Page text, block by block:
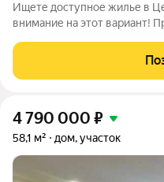
Ищете доступное жилье в
внимание на этот вариант!
обычным ремонтом, что
своему вкусу и бюджету.
4 790 000 ₽
58,1 м² дом, участок